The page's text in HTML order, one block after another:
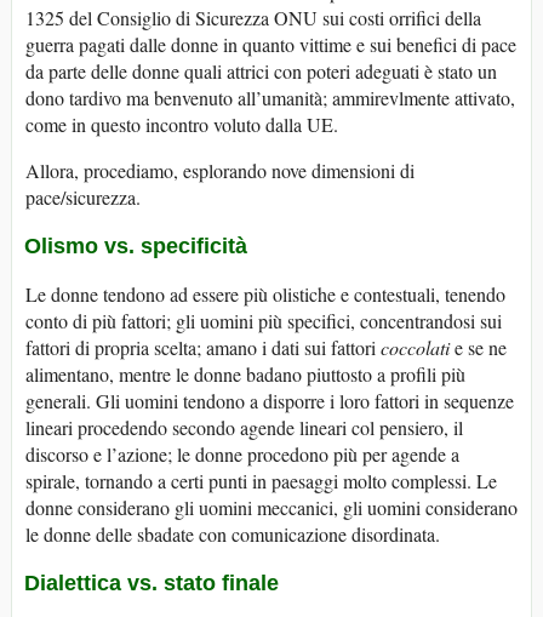
1325 del Consiglio di Sicurezza ONU sui costi orrifici della
guerra pagati dalle donne in quanto vittime e sui benefici di pace
da parte delle donne quali attrici con poteri adeguati è stato un
dono tardivo ma benvenuto all’umanità; ammirevlmente attivato,
come in questo incontro voluto dalla UE.
Allora, procediamo, esplorando nove dimensioni di
pace/sicurezza.
Olismo vs. specificità
Le donne tendono ad essere più olistiche e contestuali, tenendo
conto di più fattori; gli uomini più specifici, concentrandosi sui
fattori di propria scelta; amano i dati sui fattori coccolatie se ne
alimentano, mentre le donne badano piuttosto a profili più
generali. Gli uomini tendono a disporre i loro fattori in sequenze
lineari procedendo secondo agende lineari col pensiero, il
discorso e l’azione; le donne procedono più per agende a
spirale, tornando a certi punti in paesaggi molto complessi. Le
donne considerano gli uomini meccanici, gli uomini considerano
le donne delle sbadate con comunicazione disordinata.
Dialettica vs. stato finale